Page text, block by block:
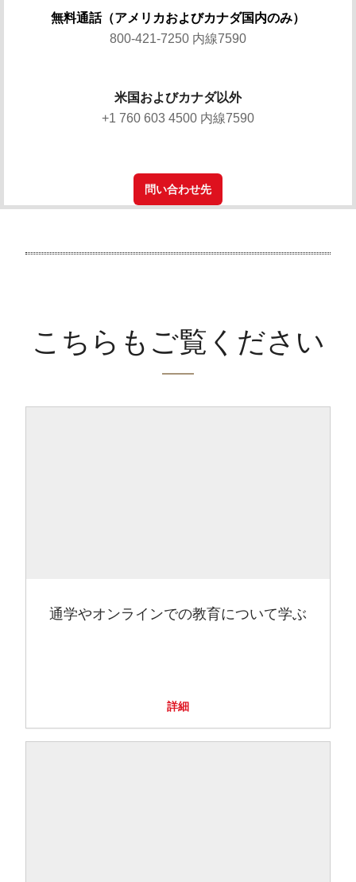
無料通話（アメリカおよびカナダ国内のみ）
800-421-7250 内線7590
米国およびカナダ以外
+1 760 603 4500 内線7590
問い合わせ先
こちらもご覧ください
通学やオンラインでの教育について学ぶ
詳細